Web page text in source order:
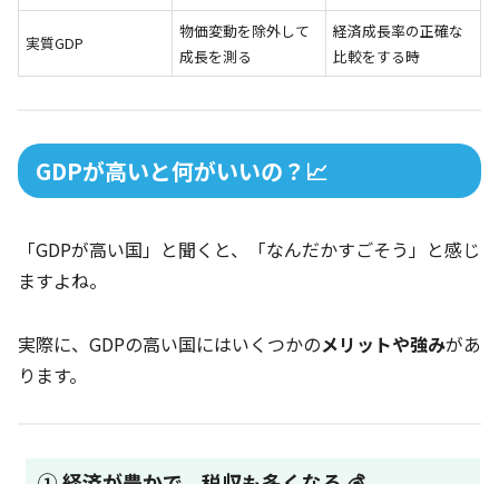
実質GDP
物価変動を除外して
成長を測る
経済成長率の正確な
比較をする時
GDPが高いと何がいいの？📈
「GDPが高い国」と聞くと、「なんだかすごそう」と感じ
ますよね。
実際に、GDPの高い国にはいくつかのメリットや強みがあ
ります。